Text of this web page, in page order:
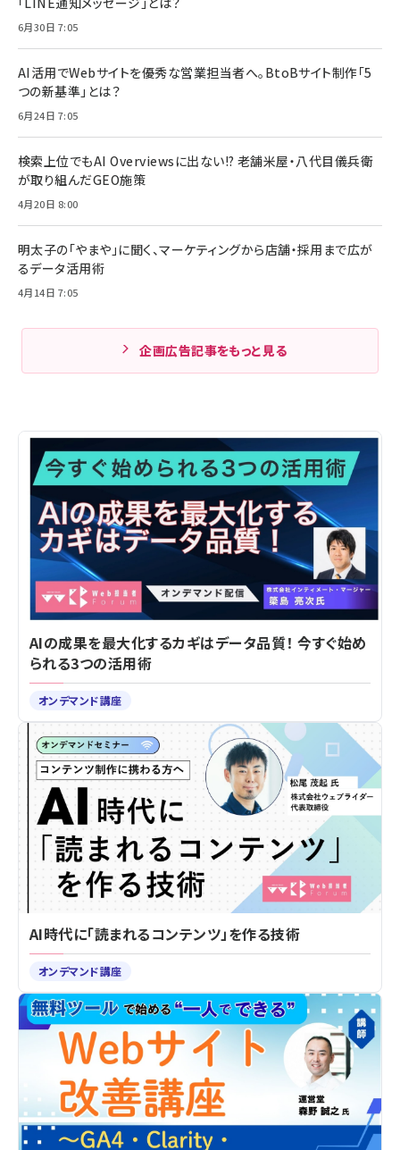
6月30日 7:05
AI活用でWebサイトを優秀な営業担当者へ。BtoBサイト制作「5
つの新基準」とは？
6月24日 7:05
検索上位でもAI Overviewsに出ない!? 老舗米屋・八代目儀兵衛
が取り組んだGEO施策
4月20日 8:00
明太子の「やまや」に聞く、マーケティングから店舗・採用まで広が
るデータ活用術
4月14日 7:05
企画広告記事をもっと見る
AIの成果を最大化するカギはデータ品質！ 今すぐ始め
られる3つの活用術
オンデマンド講座
AI時代に「読まれるコンテンツ」を作る技術
オンデマンド講座